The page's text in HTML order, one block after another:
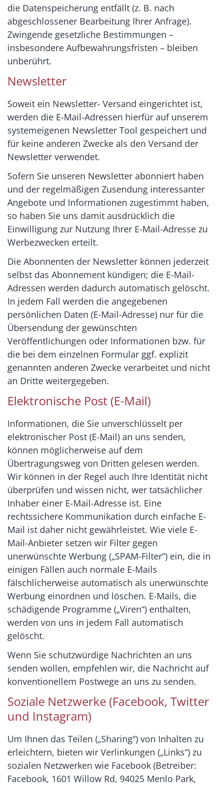
die Datenspeicherung entfällt (z. B. nach
abgeschlossener Bearbeitung Ihrer Anfrage).
Zwingende gesetzliche Bestimmungen –
insbesondere Aufbewahrungsfristen – bleiben
unberührt.
Newsletter
Soweit ein Newsletter- Versand eingerichtet ist,
werden die E-Mail-Adressen hierfür auf unserem
systemeigenen Newsletter Tool gespeichert und
für keine anderen Zwecke als den Versand der
Newsletter verwendet.
Sofern Sie unseren Newsletter abonniert haben
und der regelmäßigen Zusendung interessanter
Angebote und Informationen zugestimmt haben,
so haben Sie uns damit ausdrücklich die
Einwilligung zur Nutzung Ihrer E-Mail-Adresse zu
Werbezwecken erteilt.
Die Abonnenten der Newsletter können jederzeit
selbst das Abonnement kündigen; die E-Mail-
Adressen werden dadurch automatisch gelöscht.
In jedem Fall werden die angegebenen
persönlichen Daten (E-Mail-Adresse) nur für die
Übersendung der gewünschten
Veröffentlichungen oder Informationen bzw. für
die bei dem einzelnen Formular ggf. explizit
genannten anderen Zwecke verarbeitet und nicht
an Dritte weitergegeben.
Elektronische Post (E-Mail)
Informationen, die Sie unverschlüsselt per
elektronischer Post (E-Mail) an uns senden,
können möglicherweise auf dem
Übertragungsweg von Dritten gelesen werden.
Wir können in der Regel auch Ihre Identität nicht
überprüfen und wissen nicht, wer tatsächlicher
Inhaber einer E-Mail-Adresse ist. Eine
rechtssichere Kommunikation durch einfache E-
Mail ist daher nicht gewährleistet. Wie viele E-
Mail-Anbieter setzen wir Filter gegen
unerwünschte Werbung („SPAM-Filter“) ein, die in
einigen Fällen auch normale E-Mails
fälschlicherweise automatisch als unerwünschte
Werbung einordnen und löschen. E-Mails, die
schädigende Programme („Viren“) enthalten,
werden von uns in jedem Fall automatisch
gelöscht.
Wenn Sie schutzwürdige Nachrichten an uns
senden wollen, empfehlen wir, die Nachricht auf
konventionellem Postwege an uns zu senden.
Soziale Netzwerke (Facebook, Twitter
und Instagram)
Um Ihnen das Teilen („Sharing“) von Inhalten zu
erleichtern, bieten wir Verlinkungen („Links“) zu
sozialen Netzwerken wie Facebook (Betreiber:
Facebook, 1601 Willow Rd, 94025 Menlo Park,